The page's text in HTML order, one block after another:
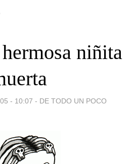
niñita
- 10:07 - DE TODO UN POCO